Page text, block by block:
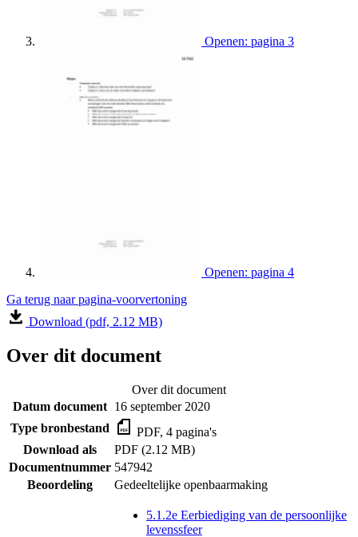
Openen: pagina 3
Openen: pagina 4
Ga terug naar pagina-voorvertoning
Download (pdf, 2.12 MB)
Over dit document
Over dit document
Datum document 16 september 2020
Type bronbestand
PDF, 4 pagina's
Download als
PDF (2.12 MB)
Documentnummer 547942
Beoordeling
Gedeeltelijke openbaarmaking
5.1.2e Eerbiediging van de persoonlijke
levenssfeer